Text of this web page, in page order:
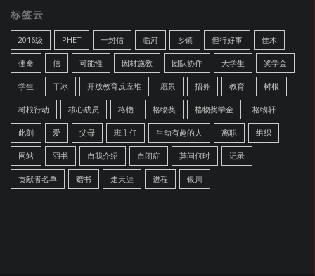
标签云
2016级 PHET 一封信 临河 乡镇 但行好事 佳木
使命 信 可能性 因材施教 团队协作 大学生 奖学金
学生 干冰 开放教育反应堆 愿景 招募 教育 树根
树根行动 核心成员 格物 格物奖 格物奖学金 格物轩
此刻 爱 父母 班主任 生动有趣的人 离职 组织
网站 羽书 自我介绍 自闭症 莫问何时 记录
贡献者名单 赠书 走天涯 进程 银川